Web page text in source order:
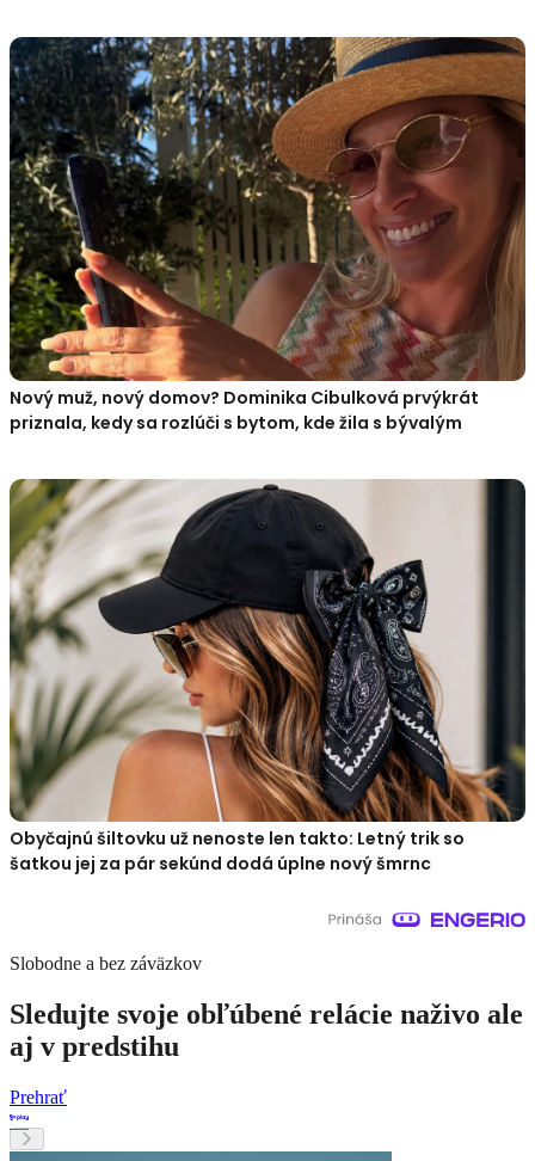
Nový muž, nový domov? Dominika Cibulková prvýkrát
priznala, kedy sa rozlúči s bytom, kde žila s bývalým
Obyčajnú šiltovku už nenoste len takto: Letný trik so
šatkou jej za pár sekúnd dodá úplne nový šmrnc
Slobodne a bez záväzkov
Sledujte svoje obľúbené relácie naživo ale
aj v predstihu
Prehrať